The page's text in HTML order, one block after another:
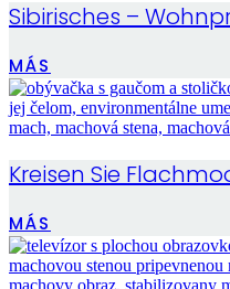
Sibirisches –
MÁS
Kreisen Sie
MÁS